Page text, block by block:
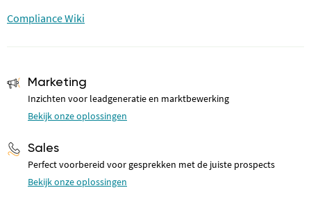
Compliance Wiki
Marketing
Inzichten voor leadgeneratie en marktbewerking
Bekijk onze oplossingen
Sales
Perfect voorbereid voor gesprekken met de juiste prospects
Bekijk onze oplossingen